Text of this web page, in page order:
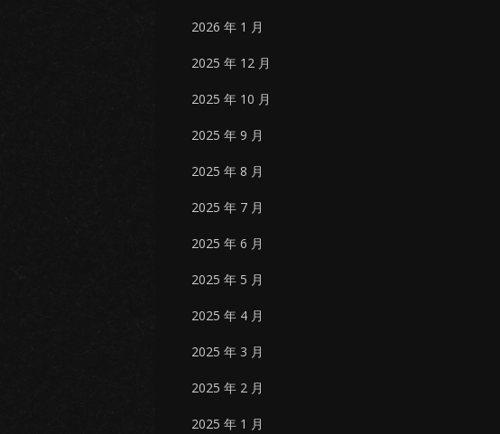
2026 年 1 月
2025 年 12 月
2025 年 10 月
2025 年 9 月
2025 年 8 月
2025 年 7 月
2025 年 6 月
2025 年 5 月
2025 年 4 月
2025 年 3 月
2025 年 2 月
2025 年 1 月